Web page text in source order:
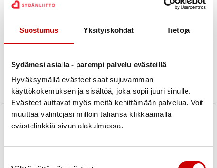
Suostumus Yksityiskohdat Tietoja
Sydämesi asialla - parempi palvelu evästeillä
Hyväksymällä evästeet saat sujuvamman
käyttökokemuksen ja sisältöä, joka sopii juuri sinulle.
Evästeet auttavat myös meitä kehittämään palvelua. Voit
muuttaa valintojasi milloin tahansa klikkaamalla
evästelinkkiä sivun alakulmassa.
Yhdistys Piiri KAIKKI UUTISET
PERUTTU: Sydänviikon luento -
Ikääntyvän henkilön hyvän elämän
eväät